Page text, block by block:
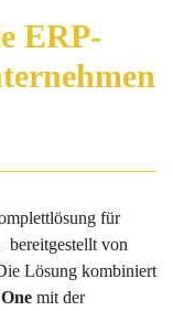
ERP-
für
bereitgestellt von
Lösung kombiniert
mit der